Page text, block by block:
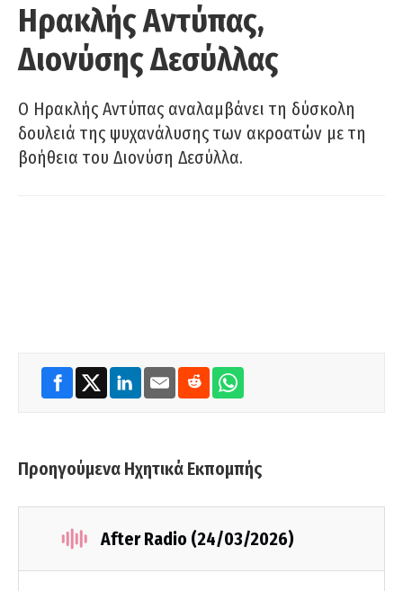
Ηρακλής Αντύπας,
Διονύσης Δεσύλλας
Ο Ηρακλής Αντύπας αναλαμβάνει τη δύσκολη
δουλειά της ψυχανάλυσης των ακροατών με τη
βοήθεια του Διονύση Δεσύλλα.
Προηγούμενα Ηχητικά Εκπομπής
After Radio (24/03/2026)